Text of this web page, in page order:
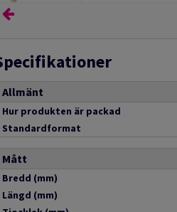
Allmänt
Hur produkten är packad
Standardformat
Mått
Bredd (mm)
Längd (mm)